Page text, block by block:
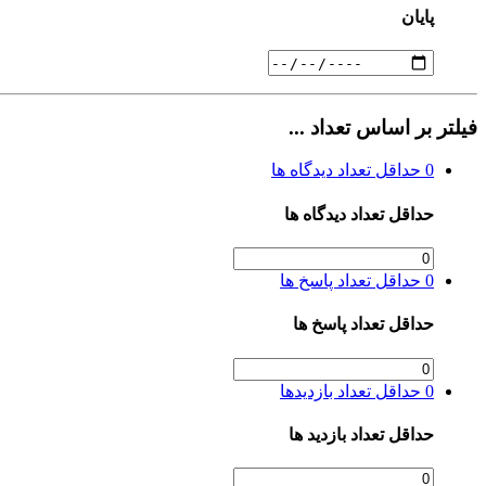
پایان
فیلتر بر اساس تعداد ...
0 حداقل تعداد دیدگاه ها
حداقل تعداد دیدگاه ها
0 حداقل تعداد پاسخ ها
حداقل تعداد پاسخ ها
0 حداقل تعداد بازدیدها
حداقل تعداد بازدید ها